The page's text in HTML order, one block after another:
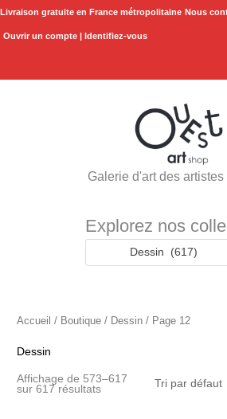
Aller
Livraison gratuite en France métropolitaine Nous
Ouvrir un compte | Identifiez-vous
Galerie d'art des
Explorez nos
Dessin (617)
Accueil / Boutique / Dessin / Page 12
Dessin
Affichage de 573–617
sur 617 résultats